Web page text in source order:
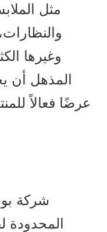
مثل
وغيرها
المذهل أن
عرضًا فعالاً
شركة
المحدودة